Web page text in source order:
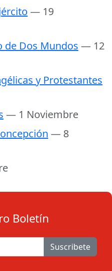
— 19
de Dos Mundos — 12
y Protestantes
— 1 Noviembre
— 8
Boletín
Suscribete